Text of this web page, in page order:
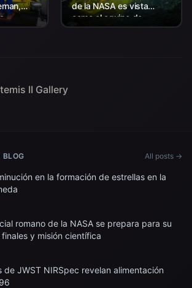
Koch,
en
de la NASA es vista
como el equipo de
Aterrizaje y Recuperación
II Gallery
BLOG All posts →
en la formación de estrellas en la
romano de la NASA se prepara para su
y misión científica
de JWST NIRSpec revelan alimentación